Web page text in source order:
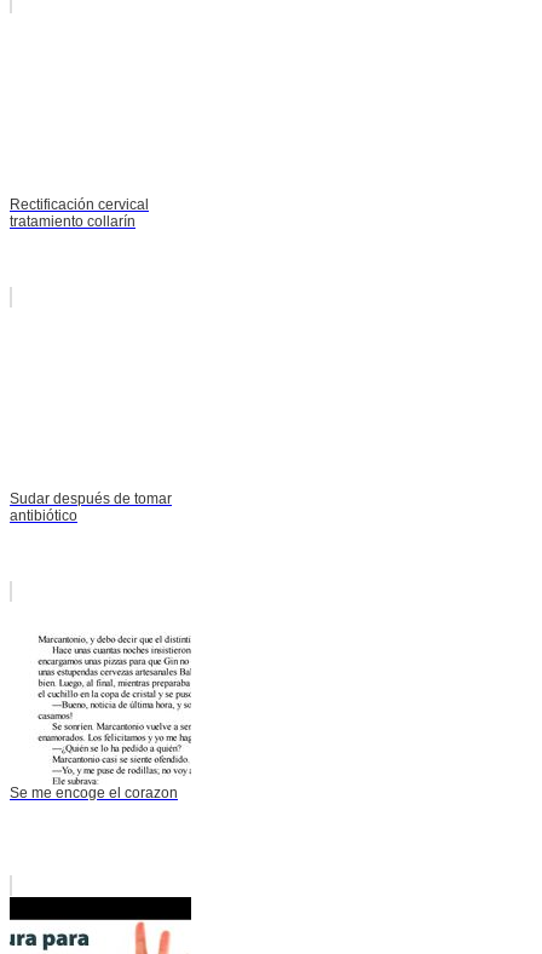
Rectificación cervical
tratamiento collarín
Sudar después de tomar
antibiótico
Se me encoge el corazon